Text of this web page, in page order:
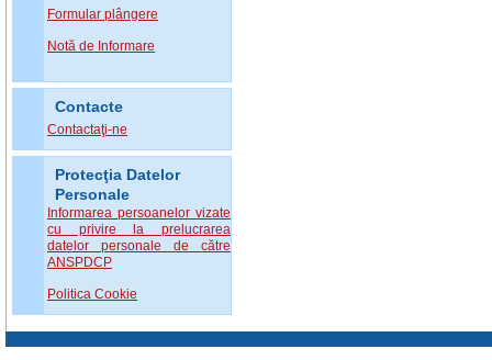
Formular plângere
Notă de Informare
Contacte
Contactaţi-ne
Protecţia Datelor
Personale
Informarea persoanelor vizate
cu privire la prelucrarea
datelor personale de către
ANSPDCP
Politica Cookie